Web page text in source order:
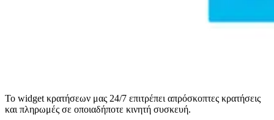
Το widget κρατήσεων μας 24/7 επιτρέπει απρόσκοπτες κρατήσεις
και πληρωμές σε οποιαδήποτε κινητή συσκευή.